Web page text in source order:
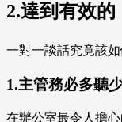
2.達到有效的
一對一談話究竟該
1.主管務必多聽
在辦公室最令人擔